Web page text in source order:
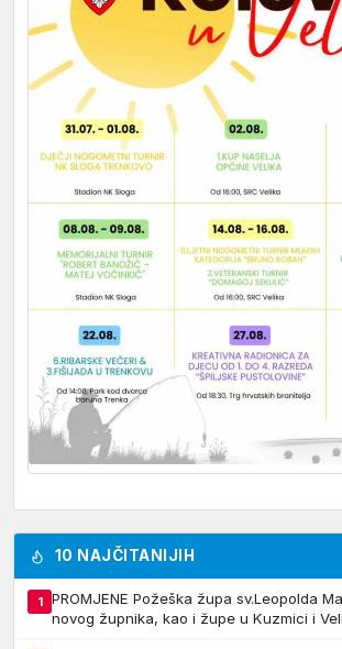
10 NAJČITANIJIH
1
PROMJENE Požeška župa sv.Leopolda
novog župnika, kao i župe u Kuzmici i